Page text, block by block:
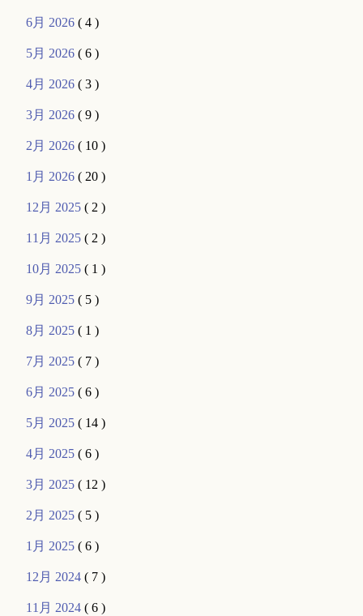
6月 2026( 4 )
5月 2026( 6 )
4月 2026( 3 )
3月 2026( 9 )
2月 2026( 10 )
1月 2026( 20 )
12月 2025( 2 )
11月 2025( 2 )
10月 2025( 1 )
9月 2025( 5 )
8月 2025( 1 )
7月 2025( 7 )
6月 2025( 6 )
5月 2025( 14 )
4月 2025( 6 )
3月 2025( 12 )
2月 2025( 5 )
1月 2025( 6 )
12月 2024( 7 )
11月 2024( 6 )